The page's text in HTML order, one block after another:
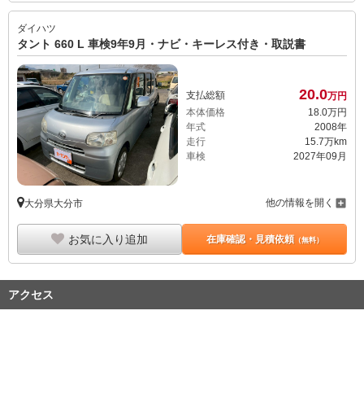
ダイハツ
タント 660 L 車検9年9月・ナビ・キーレス付き・取説書
支払総額 20.0万円
本体価格
18. 0万円
年式
2008年
走行
15.7万km
車検
2027年09月
大分県大分市 他の情報を開く
お気に入り追加 在庫確認・見積依頼（無料）
アクセス